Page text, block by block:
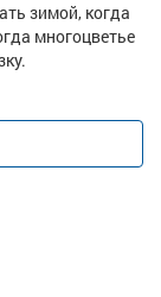
зимой, когда
многоцветье